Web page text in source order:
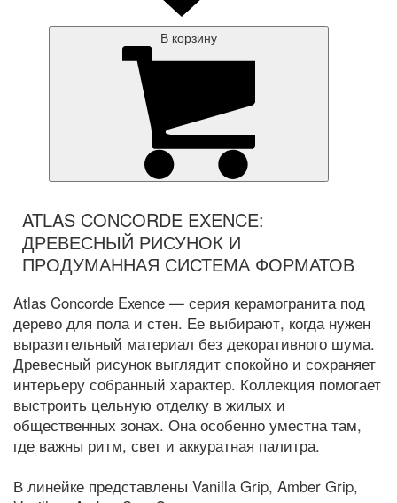
В корзину
ATLAS CONCORDE EXENCE:
ДРЕВЕСНЫЙ РИСУНОК И
ПРОДУМАННАЯ СИСТЕМА ФОРМАТОВ
Atlas Concorde Exence — серия керамогранита под
дерево для пола и стен. Ее выбирают, когда нужен
выразительный материал без декоративного шума.
Древесный рисунок выглядит спокойно и сохраняет
интерьеру собранный характер. Коллекция помогает
выстроить цельную отделку в жилых и
общественных зонах. Она особенно уместна там,
где важны ритм, свет и аккуратная палитра.
В линейке представлены Vanilla Grip, Amber Grip,